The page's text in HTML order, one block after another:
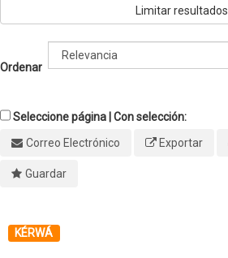
Limitar resultados
Ordenar
Seleccione página | Con selección:
Correo Electrónico
Exportar
Guardar
KÉRWÁ